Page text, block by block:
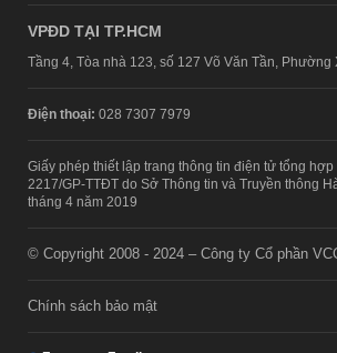
VPĐD TẠI TP.HCM
Tầng 4, Tòa nhà 123, số 127 Võ Văn Tần, Phường
Điện thoại: 028 7307 7979
Giấy phép thiết lập trang thông tin điện tử tổng hợp
2217/GP-TTĐT do Sở Thông tin và Truyền thông
tháng 4 năm 2019
© Copyright 2008 - 2024 – Công ty Cổ phần
Chính sách bảo mật